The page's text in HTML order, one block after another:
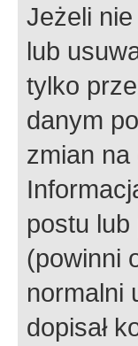
Jeżeli
lub
tylko
danym
zmian
postu
(powinni
normalni
dopisał